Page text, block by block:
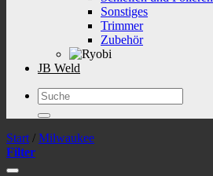
Sonstiges
Trimmer
Zubehör
JB Weld
Suchen
nach:
Start / Milwaukee
Filter